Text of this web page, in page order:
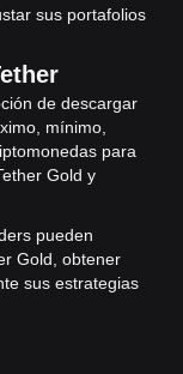
sus portafolios
de descargar
mínimo,
para
Gold y
pueden
Gold, obtener
sus estrategias